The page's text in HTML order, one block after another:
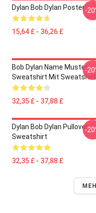
Dylan Bob Dylan Poster
15,64 £ - 36,26 £
-
Bob Dylan Name Muster
Sweatshirt Mit Sweatshirt
32,35 £ - 37,88 £
-
Dylan Bob Dylan Pullover
Sweatshirt
32,35 £ - 37,88 £
-